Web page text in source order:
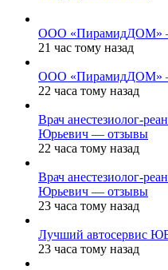
ООО «ПирамидДОМ»
21 час тому назад
ООО «ПирамидДОМ»
22 часа тому назад
Врач анестезиолог-
Юрьевич — отзывы
22 часа тому назад
Врач анестезиолог-
Юрьевич — отзывы
23 часа тому назад
Лучший автосервис
23 часа тому назад